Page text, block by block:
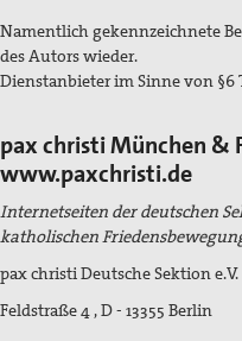
Freihandel - CETA, TTIP
Kirchliche
Stellungnahmen aus
TTIP Aktionen
Namentlich gekennzeichnete
des Autors wieder.
Dienstanbieter im Sinne von
pax christi München &
www.paxchristi.de
Internetseiten der deutschen
katholischen
pax christi Deutsche Sektion e.V.
Feldstraße 4 , D - 13355 Berlin